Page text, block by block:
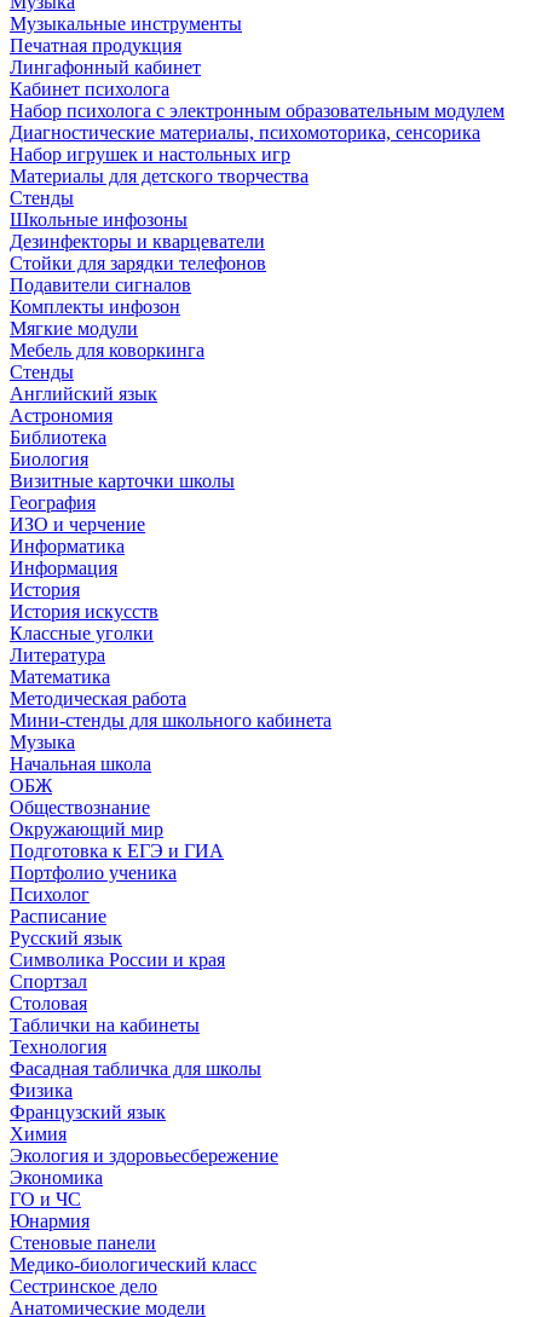
Музыкальные инструменты
Печатная продукция
Лингафонный кабинет
Кабинет психолога
Набор психолога с электронным образовательным модулем
Диагностические материалы, психомоторика, сенсорика
Набор игрушек и настольных игр
Материалы для детского творчества
Стенды
Школьные инфозоны
Дезинфекторы и кварцеватели
Стойки для зарядки телефонов
Подавители сигналов
Комплекты инфозон
Мягкие модули
Мебель для коворкинга
Стенды
Английский язык
Астрономия
Библиотека
Биология
Визитные карточки школы
География
ИЗО и черчение
Информатика
Информация
История
История искусств
Классные уголки
Литература
Математика
Методическая работа
Мини-стенды для школьного кабинета
Музыка
Начальная школа
ОБЖ
Обществознание
Окружающий мир
Подготовка к ЕГЭ и ГИА
Портфолио ученика
Психолог
Расписание
Русский язык
Символика России и края
Спортзал
Столовая
Таблички на кабинеты
Технология
Фасадная табличка для школы
Физика
Французский язык
Химия
Экология и здоровьесбережение
Экономика
ГО и ЧС
Юнармия
Стеновые панели
Медико-биологический класс
Сестринское дело
Анатомические модели